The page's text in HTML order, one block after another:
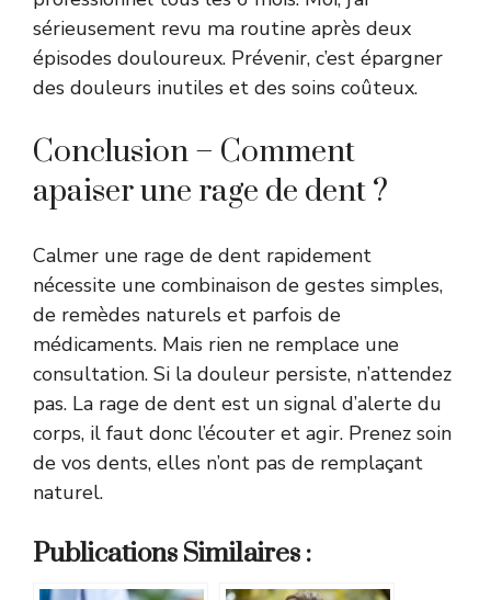
sérieusement revu ma routine après deux
épisodes douloureux. Prévenir, c’est épargner
des douleurs inutiles et des soins coûteux.
Conclusion – Comment
apaiser une rage de dent ?
Calmer une rage de dent rapidement
nécessite une combinaison de gestes simples,
de remèdes naturels et parfois de
médicaments. Mais rien ne remplace une
consultation. Si la douleur persiste, n’attendez
pas. La rage de dent est un signal d’alerte du
corps, il faut donc l’écouter et agir. Prenez soin
de vos dents, elles n’ont pas de remplaçant
naturel.
Publications Similaires :